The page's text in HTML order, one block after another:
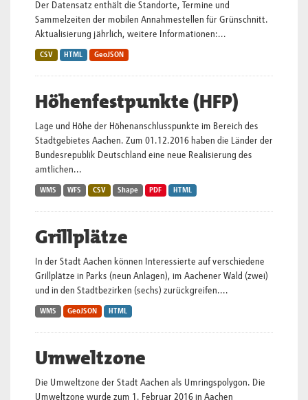
Der Datensatz enthält die Standorte, Termine und
Sammelzeiten der mobilen Annahmestellen für Grünschnitt.
Aktualisierung jährlich, weitere Informationen:...
CSV HTML GeoJSON
Höhenfestpunkte (HFP)
Lage und Höhe der Höhenanschlusspunkte im Bereich des
Stadtgebietes Aachen. Zum 01.12.2016 haben die Länder der
Bundesrepublik Deutschland eine neue Realisierung des
amtlichen...
WMS WFS CSV Shape PDF HTML
Grillplätze
In der Stadt Aachen können Interessierte auf verschiedene
Grillplätze in Parks (neun Anlagen), im Aachener Wald (zwei)
und in den Stadtbezirken (sechs) zurückgreifen....
WMS GeoJSON HTML
Umweltzone
Die Umweltzone der Stadt Aachen als Umringspolygon. Die
Umweltzone wurde zum 1. Februar 2016 in Aachen